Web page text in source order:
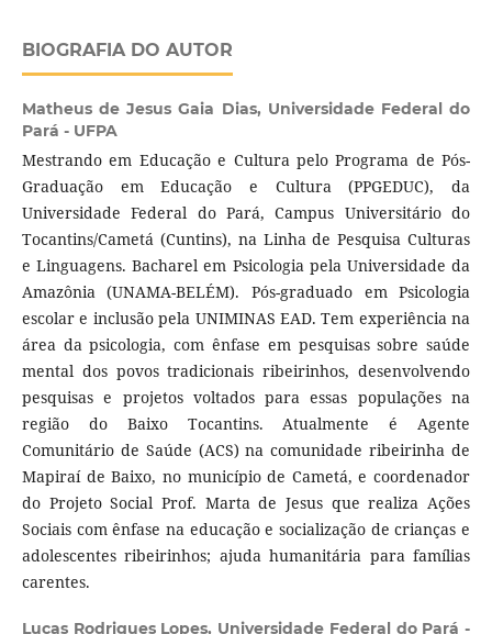
BIOGRAFIA DO AUTOR
Matheus de Jesus Gaia Dias, Universidade Federal do
Pará - UFPA
Mestrando em Educação e Cultura pelo Programa de Pós-
Graduação em Educação e Cultura (PPGEDUC), da
Universidade Federal do Pará, Campus Universitário do
Tocantins/Cametá (Cuntins), na Linha de Pesquisa Culturas
e Linguagens. Bacharel em Psicologia pela Universidade da
Amazônia (UNAMA-BELÉM). Pós-graduado em Psicologia
escolar e inclusão pela UNIMINAS EAD. Tem experiência na
área da psicologia, com ênfase em pesquisas sobre saúde
mental dos povos tradicionais ribeirinhos, desenvolvendo
pesquisas e projetos voltados para essas populações na
região do Baixo Tocantins. Atualmente é Agente
Comunitário de Saúde (ACS) na comunidade ribeirinha de
Mapiraí de Baixo, no município de Cametá, e coordenador
do Projeto Social Prof. Marta de Jesus que realiza Ações
Sociais com ênfase na educação e socialização de crianças e
adolescentes ribeirinhos; ajuda humanitária para famílias
carentes.
Lucas Rodrigues Lopes, Universidade Federal do Pará -